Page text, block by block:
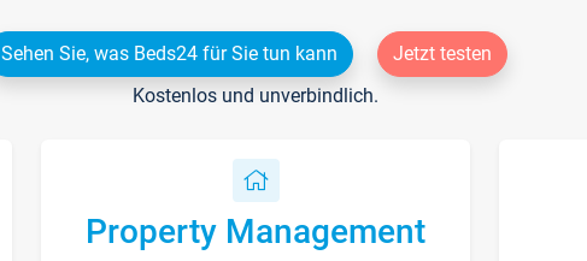
Sehen Sie, was Beds24 für Sie tun kann
Jetzt testen
Kostenlos und unverbindlich.
Property Management